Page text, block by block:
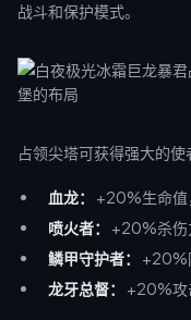
战斗和保护模式。
占领尖塔可获得强大的使
血龙：
+20%生命值
喷火者：
+20%杀伤
鳞甲守护者：
+20%
龙牙总督：
+20%攻